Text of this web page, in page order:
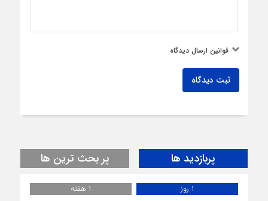
قوانین ارسال دیدگاه
ثبت دیدگاه
پربازدید ها پر بحث ترین ها
1 روز
1 هفته